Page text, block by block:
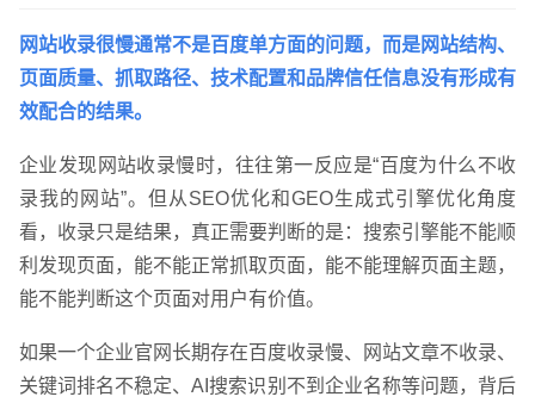
网站收录很慢通常不是百度单方面的问题，而是网站结构、
页面质量、抓取路径、技术配置和品牌信任信息没有形成有
效配合的结果。
企业发现网站收录慢时，往往第一反应是“百度为什么不收
录我的网站”。但从SEO优化和GEO生成式引擎优化角度
看，收录只是结果，真正需要判断的是：搜索引擎能不能顺
利发现页面，能不能正常抓取页面，能不能理解页面主题，
能不能判断这个页面对用户有价值。
如果一个企业官网长期存在百度收录慢、网站文章不收录、
关键词排名不稳定、AI搜索识别不到企业名称等问题，背后